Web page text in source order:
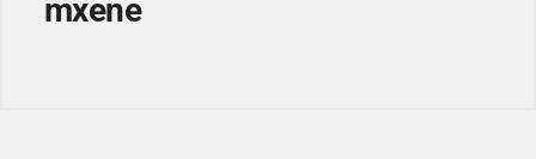
mxene